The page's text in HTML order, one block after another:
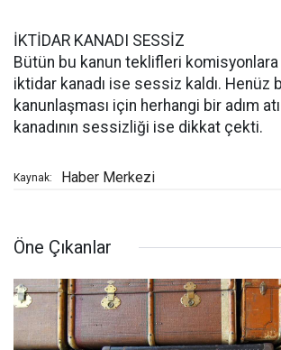
İKTİDAR KANADI SESSİZ
Bütün bu kanun teklifleri
iktidar kanadı ise sessiz kaldı. Henüz
kanunlaşması için herhangi bir adım
kanadının sessizliği ise dikkat çekti.
Kaynak: Haber Merkezi
Öne Çıkanlar